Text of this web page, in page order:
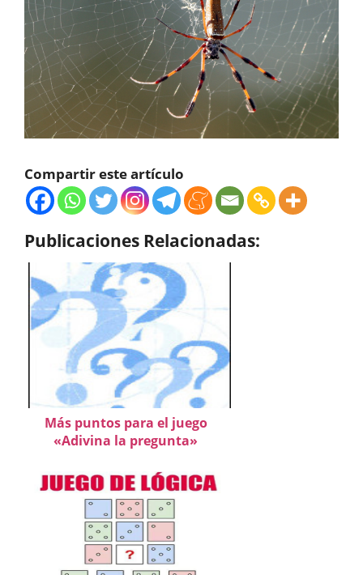
Compartir este artículo
Publicaciones Relacionadas:
Más puntos para el juego
«Adivina la pregunta»